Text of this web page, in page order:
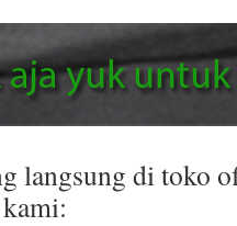
langsung di toko
kami: